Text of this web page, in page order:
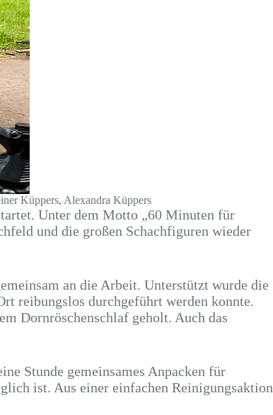
Küppers, Alexandra Küppers
Unter dem Motto „60 Minuten für
und die großen Schachfiguren wieder
an die Arbeit. Unterstützt wurde die
reibungslos durchgeführt werden konnte.
Dornröschenschlaf geholt. Auch das
Stunde gemeinsames Anpacken für
ist. Aus einer einfachen Reinigungsaktion